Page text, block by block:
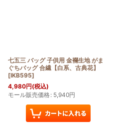
七五三 バッグ 子供用 金襴生地 がま
ぐちバッグ 合繊【白系、古典花】
[IKB595]
4,980円(税込)
モール販売価格: 5,940円